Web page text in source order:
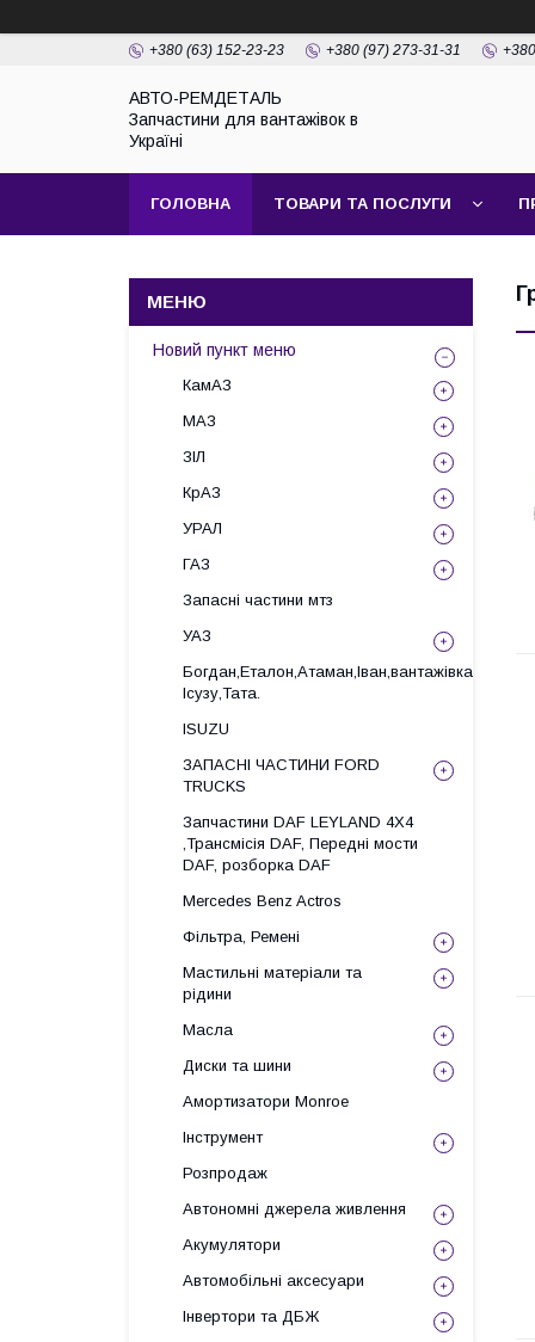
+380 (63) 152-23-23 +380 (97) 273-31-31
АВТО-РЕМДЕТАЛЬ
Запчастини для вантажівок в
Україні
ГОЛОВНА ТОВАРИ ТА ПОСЛУГИ
Новий пункт меню
КамАЗ
МАЗ
ЗІЛ
КрАЗ
УРАЛ
ГАЗ
Запасні частини мтз
УАЗ
Богдан,Еталон,Атаман,Іван,вантажівка
Ісузу,Тата.
ISUZU
ЗАПАСНІ ЧАСТИНИ FORD
TRUCKS
Запчастини DAF LEYLAND 4X4
,Трансмісія DAF, Передні мости
DAF, розборка DAF
Mercedes Benz Actros
Фільтра, Ремені
Мастильні матеріали та
рідини
Масла
Диски та шини
Амортизатори Monroe
Інструмент
Розпродаж
Автономні джерела живлення
Акумулятори
Автомобільні аксесуари
Інвертори та ДБЖ